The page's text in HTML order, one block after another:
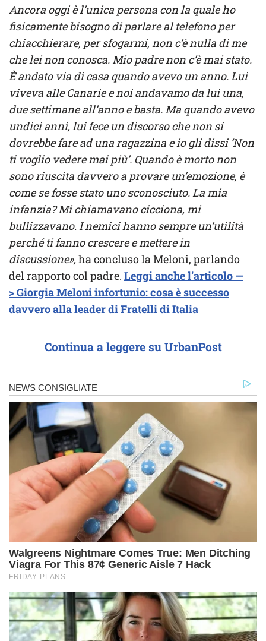
Ancora oggi è l’unica persona con la quale ho
fisicamente bisogno di parlare al telefono per
chiacchierare, per sfogarmi, non c’è nulla di me
che lei non conosca. Mio padre non c’è mai stato.
È andato via di casa quando avevo un anno. Lui
viveva alle Canarie e noi andavamo da lui una,
due settimane all’anno e basta. Ma quando avevo
undici anni, lui fece un discorso che non si
dovrebbe fare ad una ragazzina e io gli dissi ‘Non
ti voglio vedere mai più’. Quando è morto non
sono riuscita davvero a provare un’emozione, è
come se fosse stato uno sconosciuto. La mia
infanzia? Mi chiamavano cicciona, mi
bullizzavano. I nemici hanno sempre un’utilità
perché ti fanno crescere e mettere in
discussione»,ha concluso la Meloni, parlando
del rapporto col padre. Leggi anche l’articolo —
> Giorgia Meloni infortunio: cosa è successo
davvero alla leader di Fratelli di Italia
Continua a leggere su UrbanPost